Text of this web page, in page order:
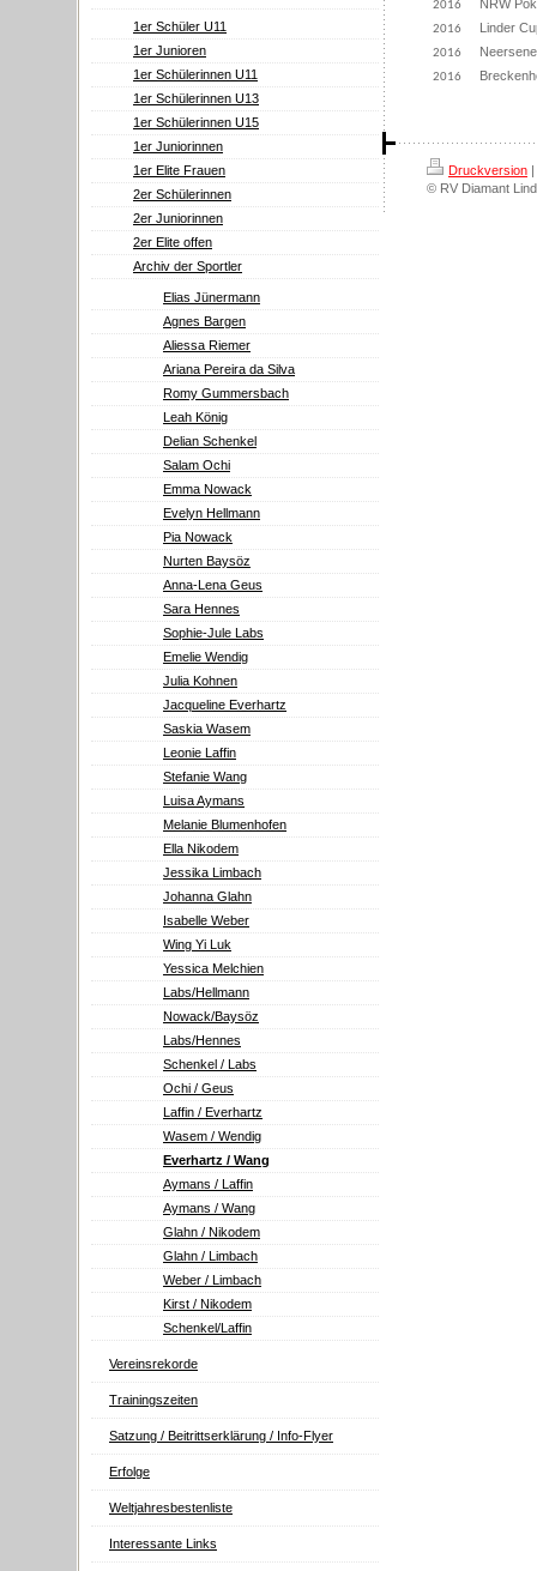
1er Schüler U11
1er Junioren
1er Schülerinnen U11
1er Schülerinnen U13
1er Schülerinnen U15
1er Juniorinnen
1er Elite Frauen
2er Schülerinnen
2er Juniorinnen
2er Elite offen
Archiv der Sportler
Elias Jünermann
Agnes Bargen
Aliessa Riemer
Ariana Pereira da Silva
Romy Gummersbach
Leah König
Delian Schenkel
Salam Ochi
Emma Nowack
Evelyn Hellmann
Pia Nowack
Nurten Baysöz
Anna-Lena Geus
Sara Hennes
Sophie-Jule Labs
Emelie Wendig
Julia Kohnen
Jacqueline Everhartz
Saskia Wasem
Leonie Laffin
Stefanie Wang
Luisa Aymans
Melanie Blumenhofen
Ella Nikodem
Jessika Limbach
Johanna Glahn
Isabelle Weber
Wing Yi Luk
Yessica Melchien
Labs/Hellmann
Nowack/Baysöz
Labs/Hennes
Schenkel / Labs
Ochi / Geus
Laffin / Everhartz
Wasem / Wendig
Everhartz / Wang
Aymans / Laffin
Aymans / Wang
Glahn / Nikodem
Glahn / Limbach
Weber / Limbach
Kirst / Nikodem
Schenkel/Laffin
Vereinsrekorde
Trainingszeiten
Satzung / Beitrittserklärung / Info-Flyer
Erfolge
Weltjahresbestenliste
Interessante Links
2016 NRW
2016 Linder
2016
2016
Druckversion |
© RV Diamant